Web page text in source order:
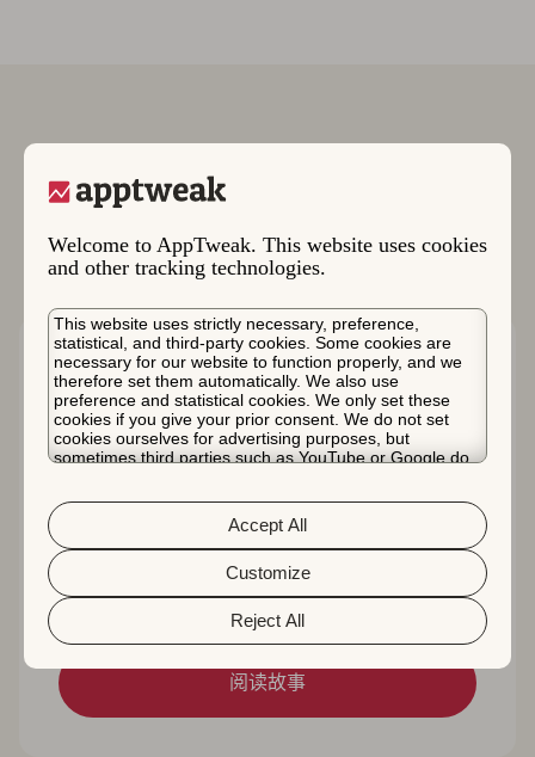
Welcome to AppTweak. This website uses cookies
and other tracking technologies.
This website uses strictly necessary, preference,
statistical, and third-party cookies. Some cookies are
necessary for our website to function properly, and we
therefore set them automatically. We also use
preference and statistical cookies. We only set these
cookies if you give your prior consent. We do not set
cookies ourselves for advertising purposes, but
sometimes third parties such as YouTube or Google do.
about the protection of your personal data and the
different cookies we use, please read our
&Privacy Policy. You can customize your cookie settings
and preferences by clicking the “Customize” button.
Reject All
Customize
Accept All
更多案例研究
SoundCloud如何将非品牌关键词的广告支出
回报率提高190%
阅读故事